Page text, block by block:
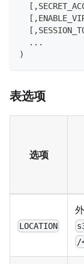
[ ,
[ ,
[ ,
. . .
)
表选项
选项
LOCATION
/